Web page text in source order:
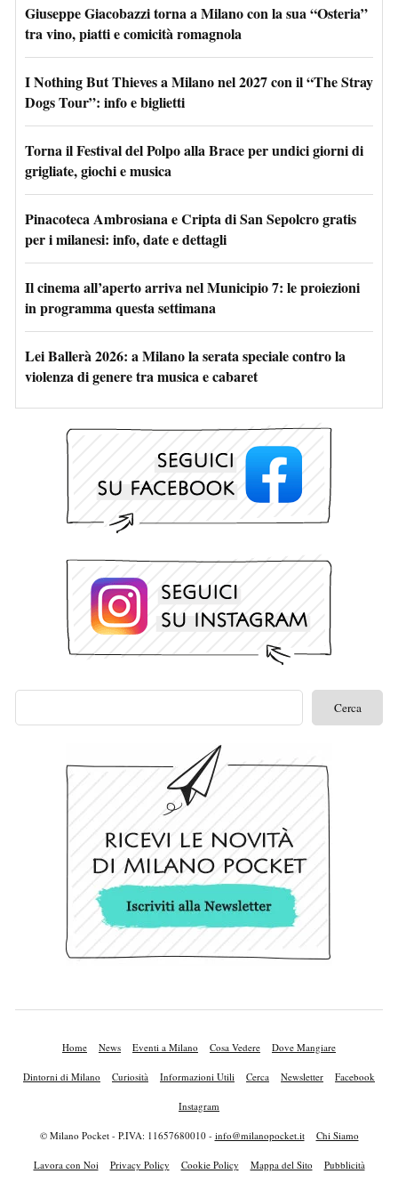
Giuseppe Giacobazzi torna a Milano con la sua “Osteria”
tra vino, piatti e comicità romagnola
I Nothing But Thieves a Milano nel 2027 con il “The Stray
Dogs Tour”: info e biglietti
Torna il Festival del Polpo alla Brace per undici giorni di
grigliate, giochi e musica
Pinacoteca Ambrosiana e Cripta di San Sepolcro gratis
per i milanesi: info, date e dettagli
Il cinema all’aperto arriva nel Municipio 7: le proiezioni
in programma questa settimana
Lei Ballerà 2026: a Milano la serata speciale contro la
violenza di genere tra musica e cabaret
Home News Eventi a Milano Cosa Vedere Dove Mangiare
Dintorni di Milano Curiosità Informazioni Utili Cerca Newsletter Facebook
Instagram
© Milano Pocket - P.IVA: 11657680010 - info@milanopocket.it Chi Siamo
Lavora con Noi Privacy Policy Cookie Policy Mappa del Sito Pubblicità